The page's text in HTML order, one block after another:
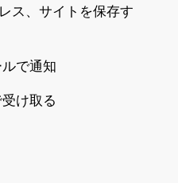
ス、サイトを保存す
で通知
け取る